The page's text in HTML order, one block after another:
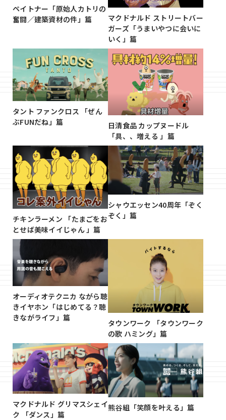
ペイトナー「原始人カトリの
奮闘／建築資材の件」篇
マクドナルド ストリートバー
ガーズ「うまいやつに会いに
いく」篇
タント ファンクロス 「ぜん
ぶFUNだね」篇
日清食品 カップヌードル
「具、、増える 」篇
チキンラーメン 「たまごをお
とせば美味イイじゃん 」篇
シャウエッセン40周年「ぞく
ぞく」篇
オーディオテクニカ ながら聴
きイヤホン「はじめてる？聴
きながライフ」篇
タウンワーク 「タウンワーク
の歌 ハミング」篇
マクドナルド グリマスシェイ
ク 「ダンス」篇
熊谷組「笑顔を叶える」篇